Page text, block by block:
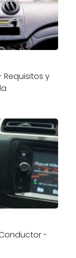
Requisitos y
-